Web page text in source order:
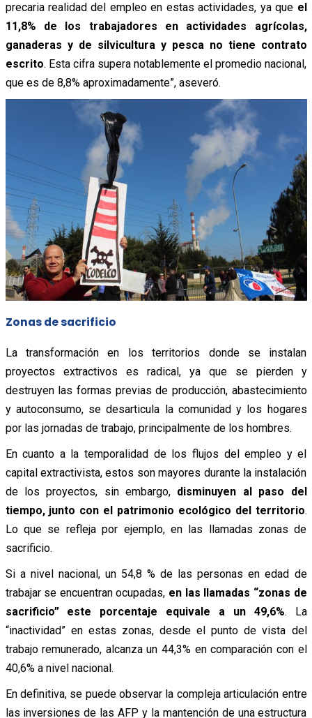
precaria realidad del empleo en estas actividades, ya que el
11,8% de los trabajadores en actividades agrícolas,
ganaderas y de silvicultura y pesca no tiene contrato
escrito. Esta cifra supera notablemente el promedio nacional,
que es de 8,8% aproximadamente”, aseveró.
Zonas de sacrificio
La transformación en los territorios donde se instalan
proyectos extractivos es radical, ya que se pierden y
destruyen las formas previas de producción, abastecimiento
y autoconsumo, se desarticula la comunidad y los hogares
por las jornadas de trabajo, principalmente de los hombres.
En cuanto a la temporalidad de los flujos del empleo y el
capital extractivista, estos son mayores durante la instalación
de los proyectos, sin embargo, disminuyen al paso del
tiempo, junto con el patrimonio ecológico del territorio.
Lo que se refleja por ejemplo, en las llamadas zonas de
sacrificio.
Si a nivel nacional, un 54,8 % de las personas en edad de
trabajar se encuentran ocupadas, en las llamadas “zonas de
sacrificio” este porcentaje equivale a un 49,6%. La
“inactividad” en estas zonas, desde el punto de vista del
trabajo remunerado, alcanza un 44,3% en comparación con el
40,6% a nivel nacional.
En definitiva, se puede observar la compleja articulación entre
las inversiones de las AFP y la mantención de una estructura